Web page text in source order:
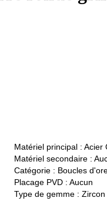
Matériel principal : Acier
Matériel secondaire :
Catégorie : Boucles
Placage PVD : Aucun
Type de gemme : Zircon